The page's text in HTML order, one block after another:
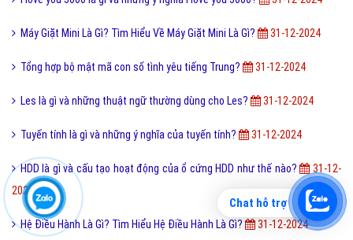
Máy Giặt Mini Là Gì? Tìm Hiểu Về Máy Giặt Mini Là Gì? 31-12-2024
Tổng hợp bộ mật mã con số tình yêu tiếng Trung? 31-12-2024
Les là gì và những thuật ngữ thường dùng cho Les? 31-12-2024
Tuyến tính là gì và những ý nghĩa của tuyến tính? 31-12-2024
HDD là gì và cấu tạo hoạt động của ổ cứng HDD như thế nào?
31-12-
2024
Hệ Điều Hành Là Gì? Tìm Hiểu Hệ Điều Hành Là Gì? 31-12-2024
Chat hỗ trợ